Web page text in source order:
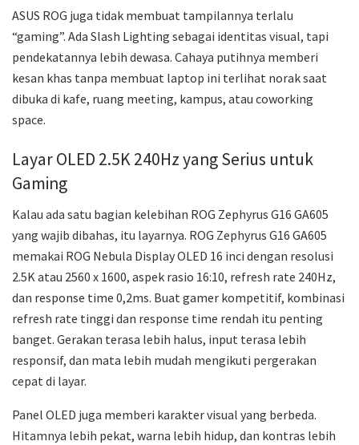
ASUS ROG juga tidak membuat tampilannya terlalu
“gaming”. Ada Slash Lighting sebagai identitas visual, tapi
pendekatannya lebih dewasa. Cahaya putihnya memberi
kesan khas tanpa membuat laptop ini terlihat norak saat
dibuka di kafe, ruang meeting, kampus, atau coworking
space.
Layar OLED 2.5K 240Hz yang Serius untuk
Gaming
Kalau ada satu bagian kelebihan ROG Zephyrus G16 GA605
yang wajib dibahas, itu layarnya. ROG Zephyrus G16 GA605
memakai ROG Nebula Display OLED 16 inci dengan resolusi
2.5K atau 2560 x 1600, aspek rasio 16:10, refresh rate 240Hz,
dan response time 0,2ms. Buat gamer kompetitif, kombinasi
refresh rate tinggi dan response time rendah itu penting
banget. Gerakan terasa lebih halus, input terasa lebih
responsif, dan mata lebih mudah mengikuti pergerakan
cepat di layar.
Panel OLED juga memberi karakter visual yang berbeda.
Hitamnya lebih pekat, warna lebih hidup, dan kontras lebih